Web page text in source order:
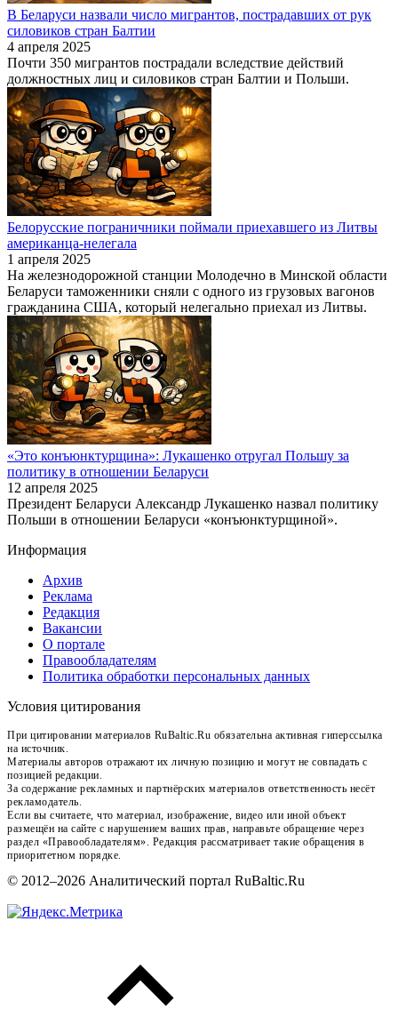
В Беларуси назвали число мигрантов, пострадавших от рук
силовиков стран Балтии
4 апреля 2025
Почти 350 мигрантов пострадали вследствие действий
должностных лиц и силовиков стран Балтии и Польши.
Белорусские пограничники поймали приехавшего из Литвы
американца-нелегала
1 апреля 2025
На железнодорожной станции Молодечно в Минской области
Беларуси таможенники сняли с одного из грузовых вагонов
гражданина США, который нелегально приехал из Литвы.
«Это конъюнктурщина»: Лукашенко отругал Польшу за
политику в отношении Беларуси
12 апреля 2025
Президент Беларуси Александр Лукашенко назвал политику
Польши в отношении Беларуси «конъюнктурщиной».
Информация
Архив
Реклама
Редакция
Вакансии
О портале
Правообладателям
Политика обработки персональных данных
Условия цитирования
При цитировании материалов RuBaltic.Ru обязательна активная гиперссылка
на источник.
Материалы авторов отражают их личную позицию и могут не совпадать с
позицией редакции.
За содержание рекламных и партнёрских материалов ответственность несёт
рекламодатель.
Если вы считаете, что материал, изображение, видео или иной объект
размещён на сайте с нарушением ваших прав, направьте обращение через
раздел «Правообладателям». Редакция рассматривает такие обращения в
приоритетном порядке.
© 2012–2026 Аналитический портал RuBaltic.Ru